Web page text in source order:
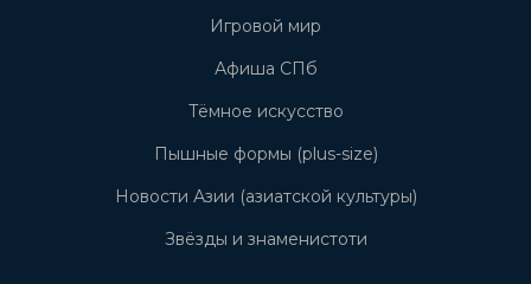
Игровой мир
Афиша СПб
Тёмное искусство
Пышные формы (plus-size)
Новости Азии (азиатской культуры)
Звёзды и знаменистоти